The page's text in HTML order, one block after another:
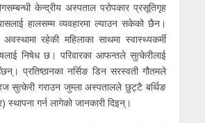
केन्द्रीय अस्पताल परोपकार प्रसूतिगृह
हालसम्म व्यवहारमा ल्याउन सकेको छैन।
रहेकी महिलाका साथमा स्वास्थ्यकर्मी
निषेध छ। परिवारका आफन्तले सुत्केरीलाई
प्रतिष्ठानका नर्सिङ डिन सरस्वती गौतमले
सुत्केरी गराउन जुम्ला अस्पतालले छुट्टै बर्थिङ
स्थापना गर्न लागेको जानकारी दिइन्।